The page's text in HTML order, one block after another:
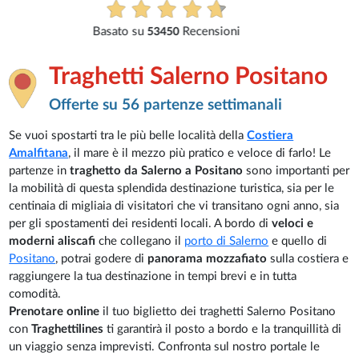
Traghetti Salerno Positano
Offerte su 56 partenze settimanali
Se vuoi spostarti tra le più belle località della Costiera
Amalfitana, il mare è il mezzo più pratico e veloce di farlo! Le
partenze intraghetto da Salerno a Positanosono importanti per
la mobilità di questa splendida destinazione turistica, sia per le
centinaia di migliaia di visitatori che vi transitano ogni anno, sia
per gli spostamenti dei residenti locali. A bordo diveloci e
moderni aliscafi che collegano il porto di Salerno e quello di
Positano, potrai godere di panorama mozzafiatosulla costiera e
raggiungere la tua destinazione in tempi brevi e in tutta
comodità.
Prenotare online il tuo biglietto dei traghetti Salerno Positano
conTraghettilinesti garantirà il posto a bordo e la tranquillità di
un viaggio senza imprevisti. Confronta sul nostro portale le